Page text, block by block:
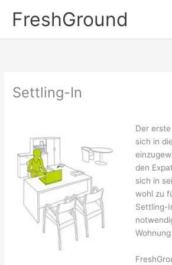
InhaltFreshGround
Settling-In
Der
sich in
den
sich in
wohl zu
Settling-